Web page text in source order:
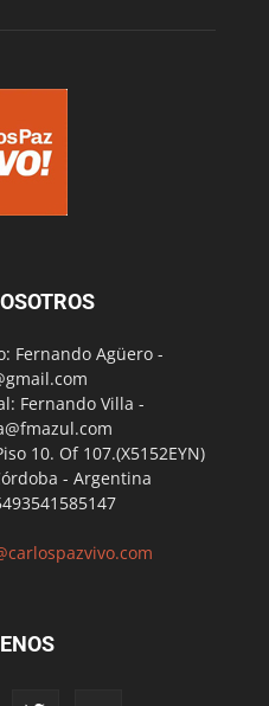
Fernando Agüero -
Fernando Villa -
10. Of 107.(X5152EYN)
- Argentina